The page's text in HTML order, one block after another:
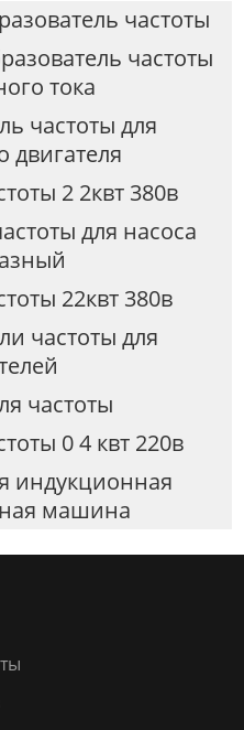
частоты
частоты
тока
частоты для
двигателя
2 2квт 380в
для насоса
22квт 380в
частоты для
частоты
0 4 квт 220в
индукционная
машина